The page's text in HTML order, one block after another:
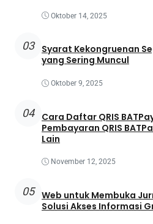
Oktober 14, 2025
03
Syarat Kekongruenan
yang Sering Muncul
Oktober 9, 2025
04
Cara Daftar QRIS
Pembayaran QRIS
Lain
November 12, 2025
05 Web untuk Membuka
Solusi Akses Informasi